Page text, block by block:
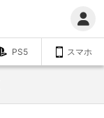
PS5 スマホ